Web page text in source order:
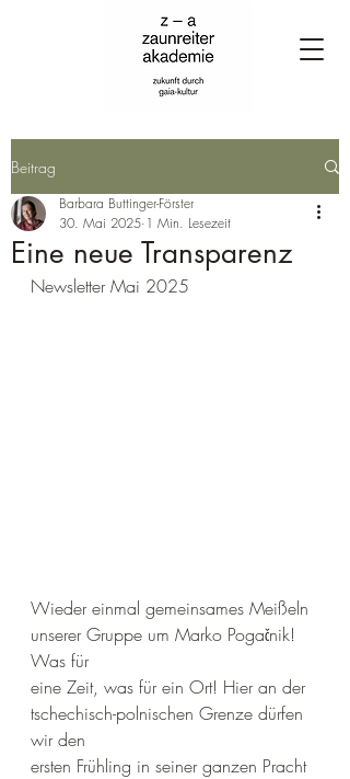
Beitrag
Eine neue Transparenz
Barbara Buttinger-Förster
30. Mai 2025 1 Min. Lesezeit
Newsletter Mai 2025
Wieder einmal gemeinsames Meißeln
unserer Gruppe um Marko Pogačnik!
Was für
eine Zeit, was für ein Ort! Hier an der
tschechisch-polnischen Grenze dürfen
wir den
ersten Frühling in seiner ganzen Pracht